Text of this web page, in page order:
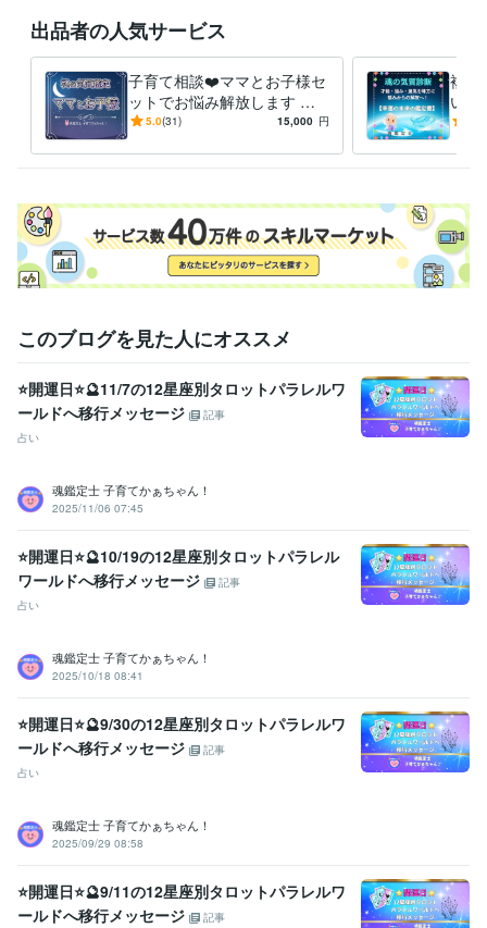
お気軽に
ホーム画面の「メッセージ」
のところから
お問い合わせください。
こちらから
返信させていただきまして
させていただきます❤️
ご納得いただけましたら
サービスのご購入のお手続きを
お願いいたします(*^^*)
ご相談や鑑定を
お受けいただいた後に
感じていただけますよう
鑑定書を作成しております。
福祉住環境コーディネーター2級
福祉用具専門相談員
得意分野
悩み相談・カウンセリング 【複数占術による解決策】 【親子鑑定】
【魂の気質から読み解く不登校の悩み相談】
【ママへの♡パラレル
シフトメッセージ】
子育ての悩み
占い 【魂の気質から読み解く宝物(才能)鑑定】
ためのお手伝い♡♪】
悩み相談 子育ての悩み 仕事 家族の悩み
出品者の人気サービス
子育て相談❤️ママとお子様セ
ットでお悩み解放します 親
子の「魂の気質」から読み解
5.0(31) 15,000 円
複数
いる
の
めに
このブログを見た人にオススメ
⭐開運日⭐🔮11/7の12星座別タロットパラレルワ
ールドへ移行メッセージ
記事
占い
魂鑑定士 子育てかぁちゃん！
2025/11/06 07:45
⭐開運日⭐🔮10/19の12星座別タロットパラレル
ワールドへ移行メッセージ
記事
占い
魂鑑定士 子育てかぁちゃん！
2025/10/18 08:41
⭐開運日⭐🔮9/30の12星座別タロットパラレルワ
ールドへ移行メッセージ
記事
占い
魂鑑定士 子育てかぁちゃん！
2025/09/29 08:58
⭐開運日⭐🔮9/11の12星座別タロットパラレルワ
ールドへ移行メッセージ
記事